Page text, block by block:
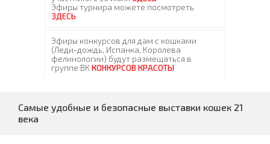
Самые удобные и безопасные выставки кошек 21
века